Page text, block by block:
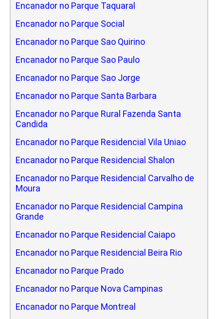
Encanador no Parque Taquaral
Encanador no Parque Social
Encanador no Parque Sao Quirino
Encanador no Parque Sao Paulo
Encanador no Parque Sao Jorge
Encanador no Parque Santa Barbara
Encanador no Parque Rural Fazenda Santa
Candida
Encanador no Parque Residencial Vila Uniao
Encanador no Parque Residencial Shalon
Encanador no Parque Residencial Carvalho de
Moura
Encanador no Parque Residencial Campina
Grande
Encanador no Parque Residencial Caiapo
Encanador no Parque Residencial Beira Rio
Encanador no Parque Prado
Encanador no Parque Nova Campinas
Encanador no Parque Montreal